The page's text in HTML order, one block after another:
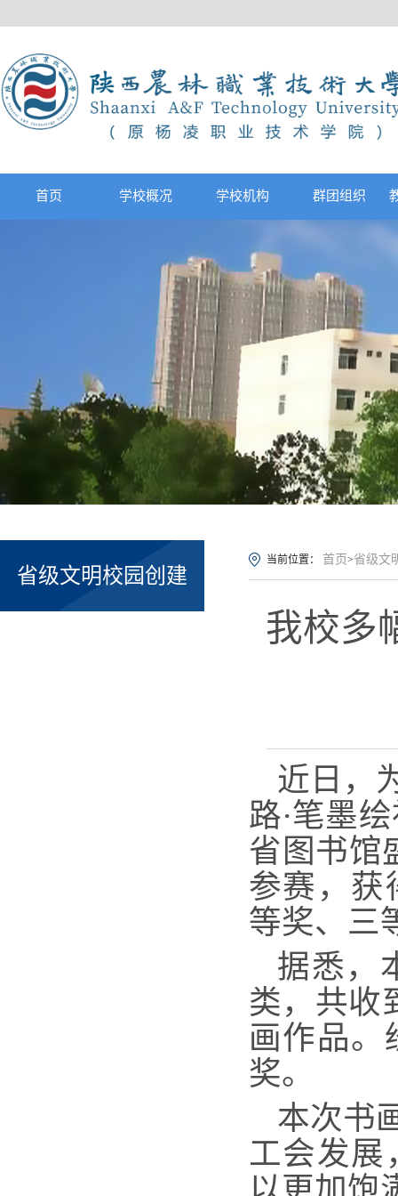
首页 学校概况 学校机构 群团组织
省级文明校园创建
当前位置： 首页>省级文
我校多
近日，
路·笔墨
省图书馆
参赛，获
等奖、三
据悉，
类，共收
画作品。
奖。
本次书
工会发展